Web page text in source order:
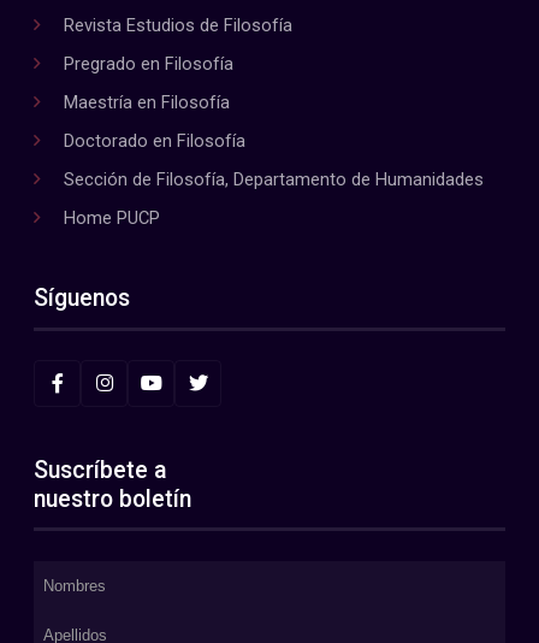
Revista Estudios de Filosofía
Pregrado en Filosofía
Maestría en Filosofía
Doctorado en Filosofía
Sección de Filosofía, Departamento de Humanidades
Home PUCP
Síguenos
Suscríbete a
nuestro boletín